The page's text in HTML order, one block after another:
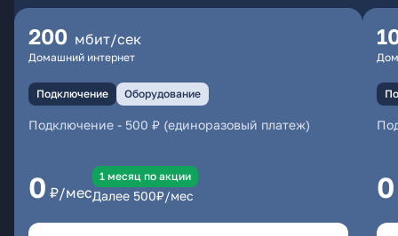
200 мбит/сек
Домашний интернет
Подключение Оборудование
Подключение - 500 ₽ (единоразовый платеж)
0 ₽/мес
1 месяц по акции
Далее 500₽/мес 0